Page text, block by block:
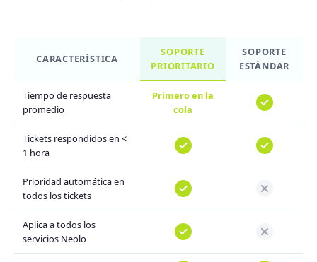
CARACTERÍSTICA
SOPORTE
PRIORITARIO
SOPORTE
ESTÁNDAR
Tiempo de respuesta
promedio
Primero en la
cola
Tickets respondidos en <
1 hora
Prioridad automática en
todos los tickets
Aplica a todos los
servicios Neolo